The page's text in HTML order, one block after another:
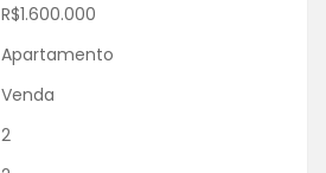
R$1.600.000
Apartamento
Venda
2